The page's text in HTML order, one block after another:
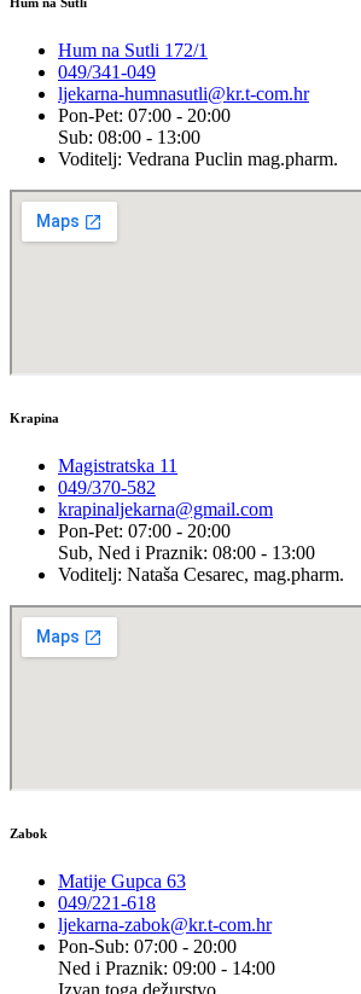
Hum na Sutli 172/1
049/341-049
ljekarna-humnasutli@kr.t-com.hr
Pon-Pet: 07:00 - 20:00
Sub: 08:00 - 13:00
Voditelj: Vedrana Puclin mag.pharm.
Krapina
Magistratska 11
049/370-582
krapinaljekarna@gmail.com
Pon-Pet: 07:00 - 20:00
Sub, Ned i Praznik: 08:00 - 13:00
Voditelj: Nataša Cesarec, mag.pharm.
Zabok
Matije Gupca 63
049/221-618
ljekarna-zabok@kr.t-com.hr
Pon-Sub: 07:00 - 20:00
Ned i Praznik: 09:00 - 14:00
Izvan toga dežurstvo